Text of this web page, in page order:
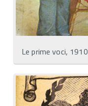
Le prime voci,